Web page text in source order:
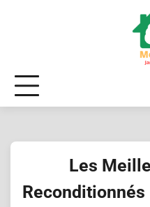
Les
Reconditionnés